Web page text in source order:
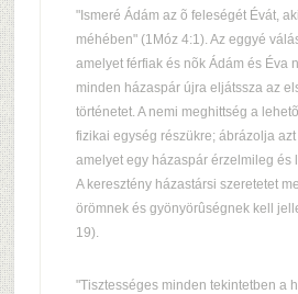
"Ismeré Ádám az õ feleségét Évát,
méhében" (1Móz 4:1). Az eggyé
amelyet férfiak és nõk Ádám és Éva
minden házaspár újra eljátssza az
történetet. A nemi meghittség a
fizikai egység részükre; ábrázolja
amelyet egy házaspár érzelmileg és
A keresztény házastársi szeretetet
örömnek és gyönyörûségnek kell
19).
"Tisztességes minden tekintetben a